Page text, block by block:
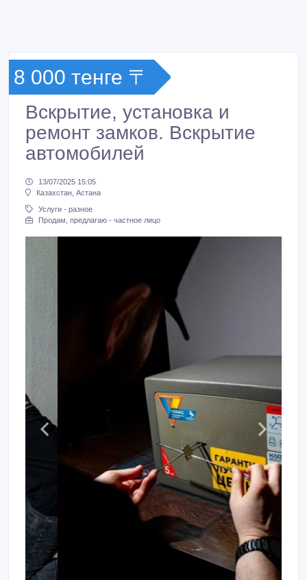
8 000 тенге 〒
Вскрытие, установка и
ремонт замков. Вскрытие
автомобилей
13/07/2025 15:05
Казахстан, Астана
Услуги - разное
Продам, предлагаю - частное лицо